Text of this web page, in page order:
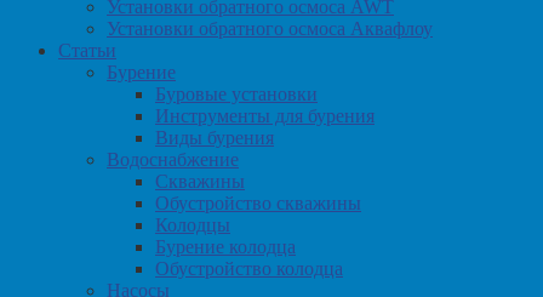
Установки обратного осмоса AWT
Установки обратного осмоса Аквафлоу
Статьи
Бурение
Буровые установки
Инструменты для бурения
Виды бурения
Водоснабжение
Скважины
Обустройство скважины
Колодцы
Бурение колодца
Обустройство колодца
Насосы